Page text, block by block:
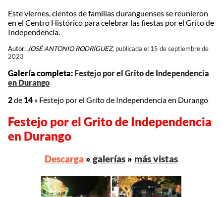
Este viernes, cientos de familias duranguenses se reunieron
en el Centro Histórico para celebrar las fiestas por el Grito de
Independencia.
Autor:JOSÉ ANTONIO RODRÍGUEZ, publicada el 15 de septiembre de
2023
Galería completa: Festejo por el Grito de Independencia
en Durango
2de 14 » Festejo por el Grito de Independencia en Durango
Festejo por el Grito de Independencia
en Durango
Descarga» galerías» más vistas